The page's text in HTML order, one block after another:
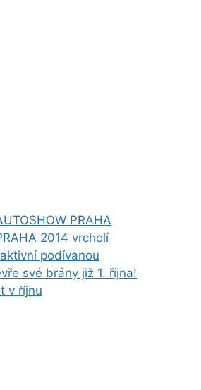
PRAHA
2014 vrcholí
podívanou
své brány již 1. října!
v říjnu